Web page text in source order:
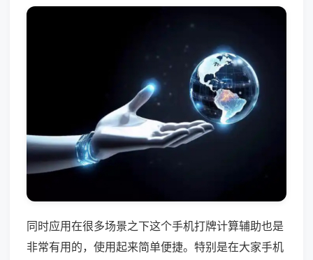
同时应用在很多场景之下这个手机打牌计算辅助也是
非常有用的，使用起来简单便捷。特别是在大家手机